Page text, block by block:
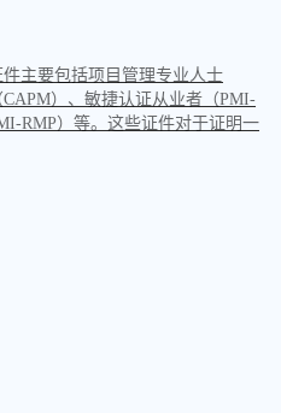
主要包括项目管理专业人士
CAPM）、敏捷认证从业者（PMI-
RMP）等。这些证件对于证明一